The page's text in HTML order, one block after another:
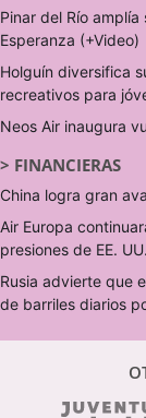
Pinar del Río
Esperanza (+Video)
Holguín diversifica
recreativos para
Neos Air inaugura
> FINANCIERAS
China logra gran
Air Europa
presiones de EE.
Rusia advierte que
de barriles diarios